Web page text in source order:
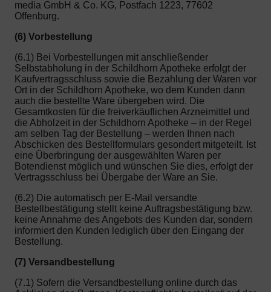
media GmbH & Co. KG, Postfach 1223, 77602
Offenburg.
(6) Vorbestellung
(6.1) Bei Vorbestellungen mit anschließender
Selbstabholung in der Schildhorn Apotheke erfolgt der
Kaufvertragsschluss sowie die Bezahlung der Waren vor
Ort in der Schildhorn Apotheke, wo dem Kunden dann
auch die bestellte Ware übergeben wird. Die
Gesamtkosten für die freiverkäuflichen Arzneimittel und
die Abholzeit in der Schildhorn Apotheke – in der Regel
am selben Tag der Bestellung – werden Ihnen nach
Abschicken des Bestellformulars gesondert mitgeteilt. Ist
eine Überbringung der ausgewählten Waren per
Botendienst möglich und wünschen Sie dies, erfolgt der
Vertragsschluss bei Übergabe der Ware an Sie.
(6.2) Die automatisch per E-Mail versandte
Bestellbestätigung stellt keine Auftragsbestätigung bzw.
keine Annahme des Angebots des Kunden dar, sondern
informiert den Kunden lediglich über den Eingang der
Bestellung.
(7) Versandbestellung
(7.1) Sofern die Versandbestellung online durch das